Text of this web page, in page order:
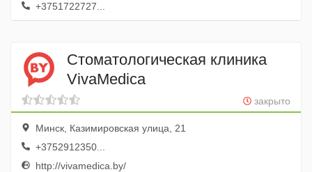
+3751722727...
Стоматологическая клиника
VivaMedica
закрыто
Минск, Казимировская улица, 21
+3752912350...
http://vivamedica.by/